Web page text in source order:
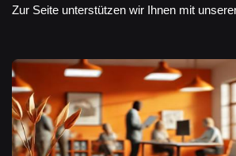
Zur Seite unterstützen wir Ihnen mit